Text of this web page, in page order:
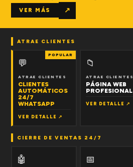
VER MÁS ↗
ATRAE CLIENTES
POPULAR
💬
ATRAE CLIENTES
CLIENTES
AUTOMÁTICOS
24/7
WHATSAPP
VER DETALLE ↗
📁
ATRAE CLIENTES
PÁGINA WEB
PROFESIONAL
VER DETALLE ↗
CIERRE DE VENTAS 24/7
🤖 📅